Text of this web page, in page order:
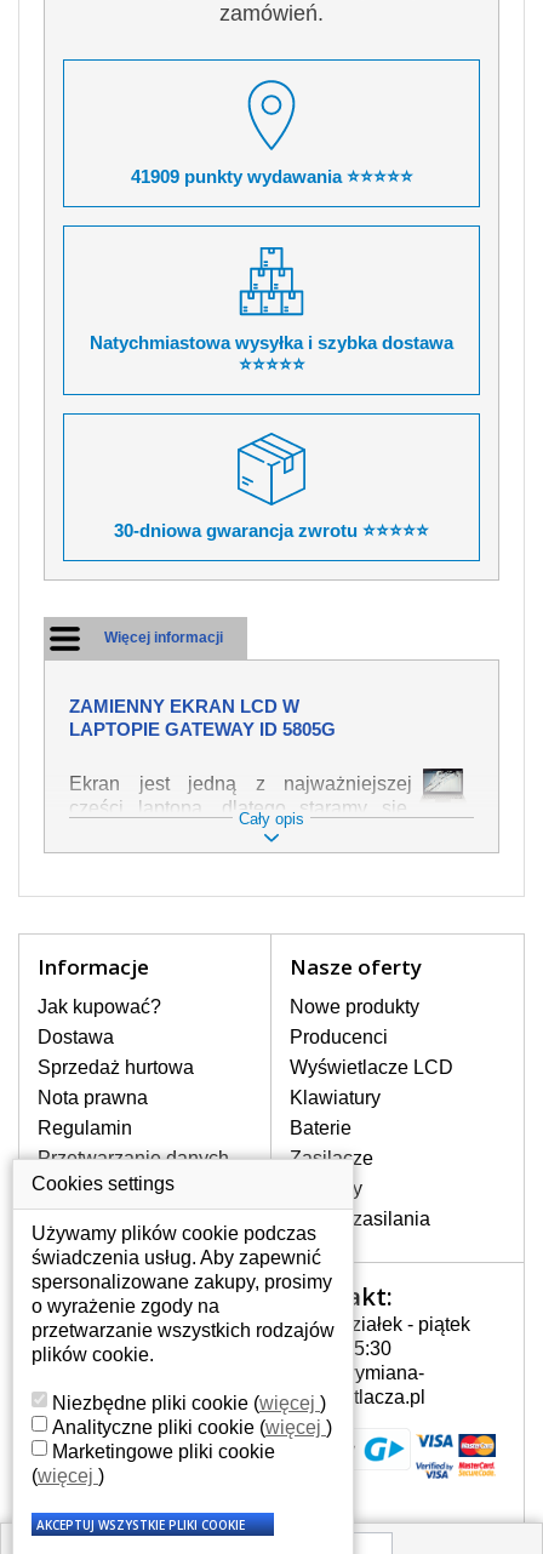
zamówień.
41909 punkty wydawania ⭐⭐⭐⭐⭐
Natychmiastowa wysyłka i szybka dostawa
⭐⭐⭐⭐⭐
30-dniowa gwarancja zwrotu ⭐⭐⭐⭐⭐
Więcej informacji
ZAMIENNY EKRAN LCD W
LAPTOPIE GATEWAY ID 5805G
Ekran jest jedną z najważniejszej
części laptopa, dlatego staramy się,
żeby był jak najwyższej jakości. Służy
on do wyświetlania tekstu lub obrazu w
z nim z jak największą ostrożnością. Do
zaliczyć uszkodzenia mechaniczne np.
rozbity lub pęknięty ekran, następnie
pojawiające się pionowe pasy, ciemny
ekran, migotanie lub nierównomierną
jasność ekranu.
NAJWYŻSZEJ JAKOŚCI!
W naszym magazynie przez
cały okres gwarancji posiadamy
wyłącznie wysokiej jakości
oryginalne matryce klasy A+ bez
wadliwych pikseli.
JAK WYBRAĆ ODPOWIEDNI EKRAN
DO LAPTOPA GATEWAY ID 5805G?
Odpowiedni ekran można dobrać do
konkretnego modelu laptopa, którego
oznaczenie można znaleźć na naklejce
na spodzie laptopa lub pod baterią, bywa
również umieszczone na ramkach lub
pęknięty ekran został zdemontowany, w
Cały opis
Informacje
Jak kupować?
Dostawa
Sprzedaż hurtowa
Nota prawna
Regulamin
Przetwarzanie danych
osobowych
Gdzie nas znajdziesz
Nasze oferty
Nowe produkty
Producenci
Wyświetlacze LCD
Klawiatury
Baterie
Zasilacze
Zawiasy
Złącza zasilania
Twoje konto
Twoje konto
Dane osobowe
Adresy
Historia zamówień
Kontakt:
Poniedziałek - piątek
7:00 - 15:30
info@wymiana-
wyswietlacza.pl
Cookies settings
Używamy plików cookie podczas
świadczenia usług. Aby zapewnić
spersonalizowane zakupy, prosimy
o wyrażenie zgody na
przetwarzanie wszystkich rodzajów
plików cookie.
Niezbędne pliki cookie (więcej )
Analityczne pliki cookie (więcej )
Marketingowe pliki cookie
(więcej )